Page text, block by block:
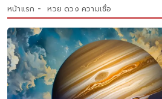
หน้าแรก หวย ดวง ความเชื่อ